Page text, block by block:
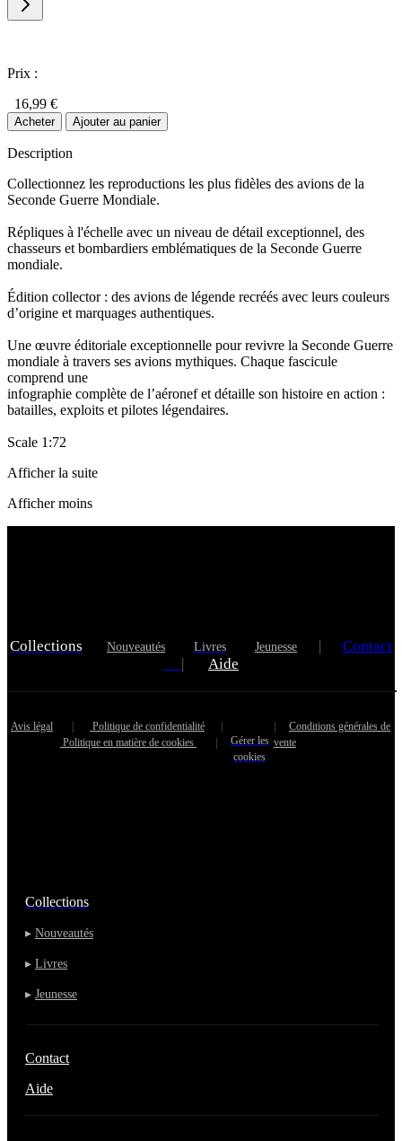
Prix :
16,99 €
Acheter Ajouter au panier
Description
Collectionnez les reproductions les plus fidèles des avions de la
Seconde Guerre Mondiale.
Répliques à l'échelle avec un niveau de détail exceptionnel, des
chasseurs et bombardiers emblématiques de la Seconde Guerre
mondiale.
Édition collector : des avions de légende recréés avec leurs couleurs
d’origine et marquages authentiques.
Une œuvre éditoriale exceptionnelle pour revivre la Seconde Guerre
mondiale à travers ses avions mythiques. Chaque fascicule
comprend une
infographie complète de l’aéronef et détaille son histoire en action :
batailles, exploits et pilotes légendaires.
Scale 1:72
Afficher la suite
Afficher moins
Collections Nouveautés Livres Jeunesse |
Contact
|
Aide
Avis légal | Politique de confidentialité
|
Politique en matière de cookies
|
Gérer les
cookies
| Conditions générales de
vente
Collections
▸ Nouveautés
▸ Livres
▸ Jeunesse
Contact
Aide